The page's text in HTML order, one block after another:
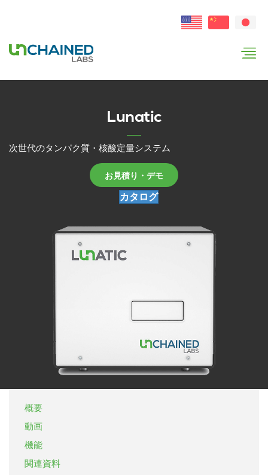
Lunatic
次世代のタンパク質・核酸定量システム
お見積り・デモ
カタログ
概要
動画
機能
関連資料